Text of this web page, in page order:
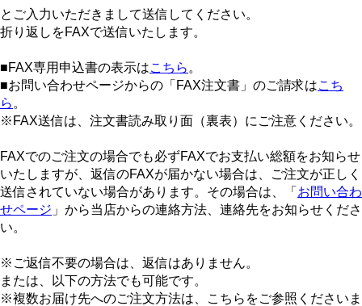
とご入力いただきまして送信してください。
折り返しをFAXで送信いたします。
■FAX専用申込書の表示はこちら 。
■お問い合わせページからの「FAX注文書」のご請求はこち
ら 。
※FAX送信は、注文書読み取り面（裏表）にご注意ください。
FAXでのご注文の場合でも必ずFAXでお支払い総額をお知らせ
いたしますが、返信のFAXが届かない場合は、ご注文が正しく
送信されていない場合があります。その場合は、「 お問い合わ
せページ 」から当店からの連絡方法、連絡先をお知らせくださ
い。
※ご返信不要の場合は、返信はありません。
または、以下の方法でも可能です。
※複数お届け先へのご注文方法は、こちらをご参照くださいま